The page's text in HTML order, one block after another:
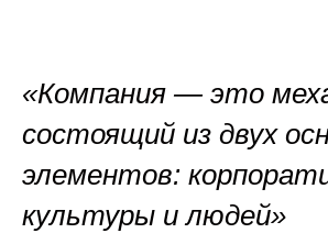
«Компания — это
состоящий из двух
элементов:
культуры и людей»